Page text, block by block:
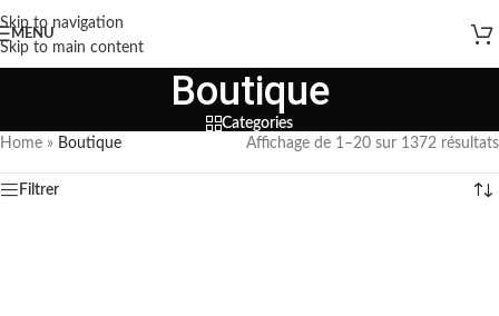
Skip to navigation
Skip to main content
MENU
Boutique
Categories
Home » Boutique Affichage de 1–20 sur 1372 résultats
Filtrer